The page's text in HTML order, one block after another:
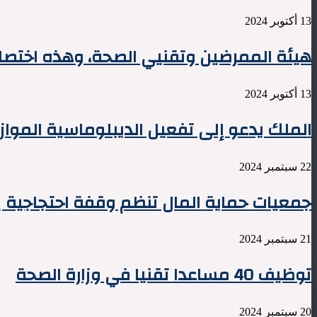
13 أكتوبر 2024
هيئة الممرضين وتقنيي الصحة، وهذه
13 أكتوبر 2024
الملك يدعو إلى تفعيل الديبلوماسية
22 سبتمبر 2024
جمعيات حماية المال تنظم وقفة
21 سبتمبر 2024
توظيف 40 مساعدا تقنيا في وزارة الصحة
20 سبتمبر 2024